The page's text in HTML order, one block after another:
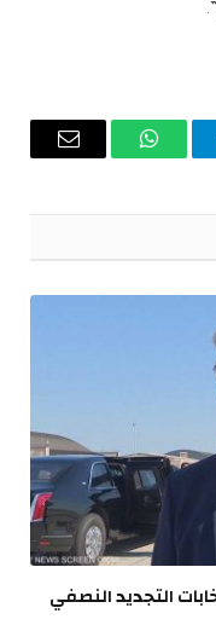
واتساب البريد
التجديد النصفي